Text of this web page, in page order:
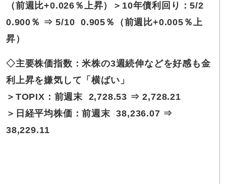
（前週比+0.026％上昇）
＞10年債利回り：5/2
0.900％ ⇒ 5/10 0.905％（前週比+0.005％上
昇）
◇主要株価指数：米株の3週続伸などを好感も金
利上昇を嫌気して「横ばい」
＞TOPIX：前週末 2,728.53 ⇒ 2,728.21
＞日経平均株価：前週末 38,236.07 ⇒
38,229.11